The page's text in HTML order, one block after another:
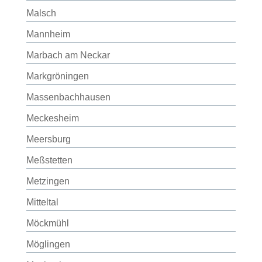
Malsch
Mannheim
Marbach am Neckar
Markgröningen
Massenbachhausen
Meckesheim
Meersburg
Meßstetten
Metzingen
Mitteltal
Möckmühl
Möglingen